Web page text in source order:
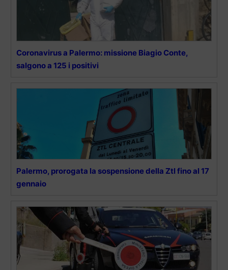
Coronavirus a Palermo: missione Biagio Conte,
salgono a 125 i positivi
Palermo, prorogata la sospensione della Ztl fino al 17
gennaio